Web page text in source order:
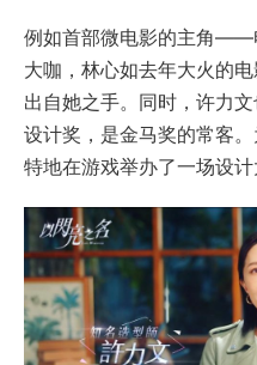
例如首部微电影的主角——
大咖，林心如去年大火的
出自她之手。同时，许力
设计奖，是金马奖的常客
特地在游戏举办了一场设计